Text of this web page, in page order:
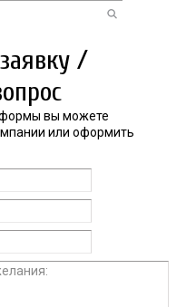
/
вы можете
или оформить